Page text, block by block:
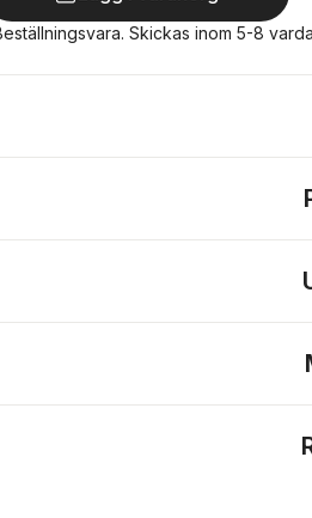
Skickas inom 5-8